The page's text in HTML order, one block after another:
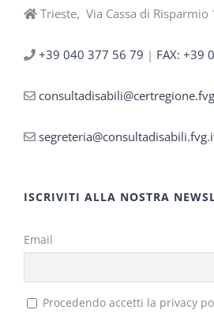
Trieste, Via Cassa di Risparmio
+39 040 377 56 79 | FAX: +39
ISCRIVITI ALLA NOSTRA
Email
Procedendo accetti la privacy